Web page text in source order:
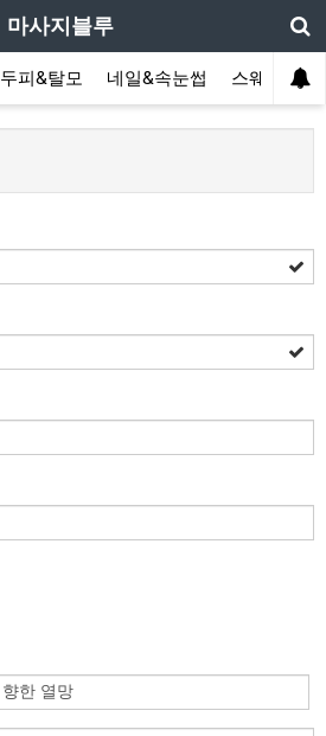
마사지블루
두피&탈모 네일&속눈썹 스웨디시(